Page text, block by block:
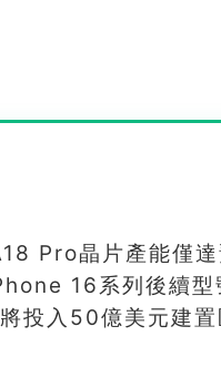
Pro晶片產能僅
16系列後續型
投入50億美元建置